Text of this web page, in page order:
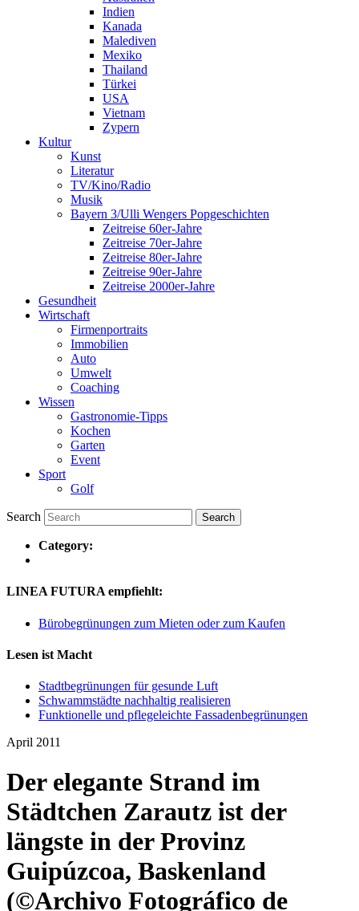
Indien
Kanada
Malediven
Mexiko
Thailand
Türkei
USA
Vietnam
Zypern
Kultur
Kunst
Literatur
TV/Kino/Radio
Musik
Bayern 3/Ulli Wengers Popgeschichten
Zeitreise 60er-Jahre
Zeitreise 70er-Jahre
Zeitreise 80er-Jahre
Zeitreise 90er-Jahre
Zeitreise 2000er-Jahre
Gesundheit
Wirtschaft
Firmenportraits
Immobilien
Auto
Umwelt
Coaching
Wissen
Gastronomie-Tipps
Kochen
Garten
Event
Sport
Golf
Search
Category:
LINEA FUTURA empfiehlt:
Bürobegrünungen zum Mieten oder zum Kaufen
Lesen ist Macht
Stadtbegrünungen für gesunde Luft
Schwammstädte nachhaltig realisieren
Funktionelle und pflegeleichte Fassadenbegrünungen
April 2011
Der elegante Strand im
Städtchen Zarautz ist der
längste in der Provinz
Guipúzcoa, Baskenland
(©Archivo Fotográfico de